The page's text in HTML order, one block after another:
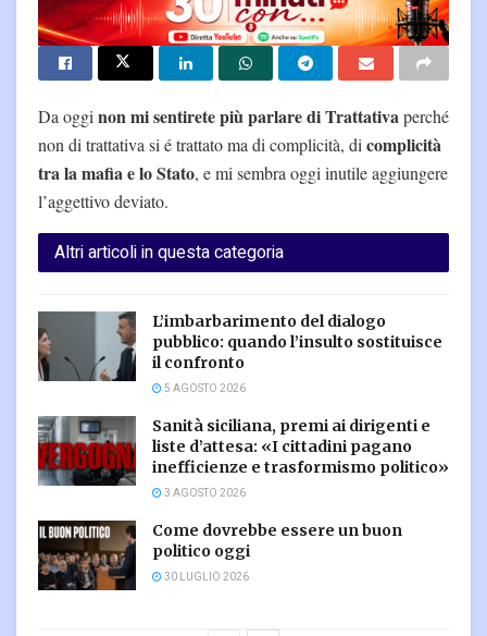
Da oggi non mi sentirete più parlare di Trattativaperché
non di trattativa si é trattato ma di complicità, di complicità
tra la mafia e lo Stato, e mi sembra oggi inutile aggiungere
l’aggettivo deviato.
Altri articoli in questa categoria
L’imbarbarimento del dialogo
pubblico: quando l’insulto sostituisce
il confronto
5 AGOSTO 2026
Sanità siciliana, premi ai dirigenti e
liste d’attesa: «I cittadini pagano
inefficienze e trasformismo politico»
3 AGOSTO 2026
Come dovrebbe essere un buon
politico oggi
30 LUGLIO 2026